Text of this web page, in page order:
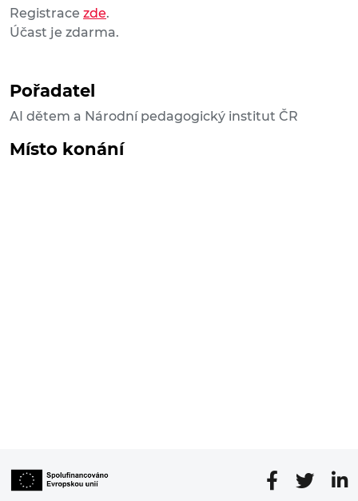
Registrace zde.
Účast je zdarma.
Pořadatel
AI dětem a Národní pedagogický institut ČR
Místo konání